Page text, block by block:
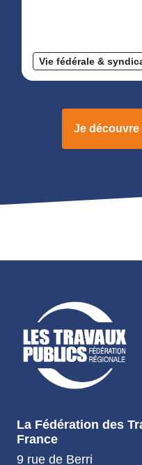
Vie fédérale &
Je
La Fédération des
France
9 rue de Berri